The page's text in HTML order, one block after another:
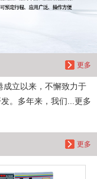
更多
立以来，不懈致力于
。多年来，我们...更多
更多